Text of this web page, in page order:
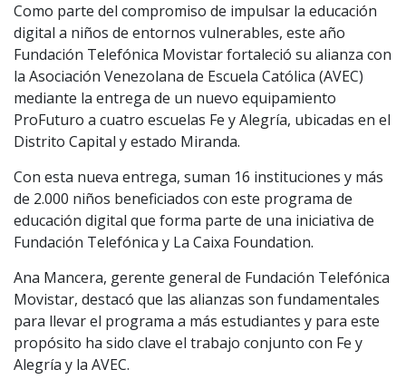
Como parte del compromiso de impulsar la educación
digital a niños de entornos vulnerables, este año
Fundación Telefónica Movistar fortaleció su alianza con
la Asociación Venezolana de Escuela Católica (AVEC)
mediante la entrega de un nuevo equipamiento
ProFuturo a cuatro escuelas Fe y Alegría, ubicadas en el
Distrito Capital y estado Miranda.
Con esta nueva entrega, suman 16 instituciones y más
de 2.000 niños beneficiados con este programa de
educación digital que forma parte de una iniciativa de
Fundación Telefónica y La Caixa Foundation.
Ana Mancera, gerente general de Fundación Telefónica
Movistar, destacó que las alianzas son fundamentales
para llevar el programa a más estudiantes y para este
propósito ha sido clave el trabajo conjunto con Fe y
Alegría y la AVEC.